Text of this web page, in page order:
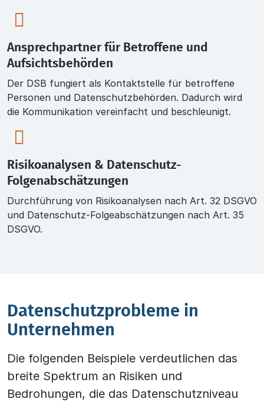
Ansprechpartner für Betroffene und
Aufsichtsbehörden
Der DSB fungiert als Kontaktstelle für betroffene
Personen und Datenschutzbehörden. Dadurch wird
die Kommunikation vereinfacht und beschleunigt.
Risikoanalysen & Datenschutz-
Folgenabschätzungen
Durchführung von Risikoanalysen nach Art. 32 DSGVO
und Datenschutz-Folgeabschätzungen nach Art. 35
DSGVO.
Datenschutzprobleme in
Unternehmen
Die folgenden Beispiele verdeutlichen das
breite Spektrum an Risiken und
Bedrohungen, die das Datenschutzniveau